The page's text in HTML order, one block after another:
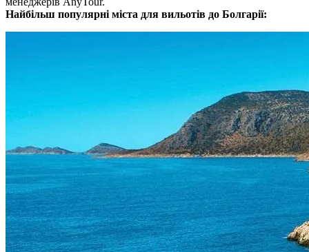
Найбільш популярні міста для вильотів до Болгарії: